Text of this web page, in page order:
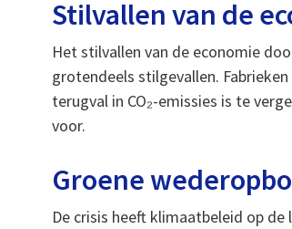
Stilvallen van de
Het stilvallen van de economie
grotendeels stilgevallen.
terugval in CO₂-emissies is te
voor.
Groene
De crisis heeft klimaatbeleid op de